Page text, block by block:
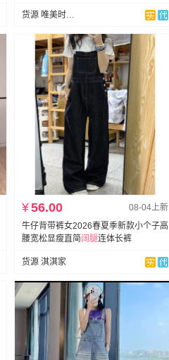
货源 唯美时尚~韩国定制
08-04上新
¥56.00
牛仔背带裤女2026春夏季新款小个子高
腰宽松显瘦直简阔腿连体长裤
货源 淇淇家